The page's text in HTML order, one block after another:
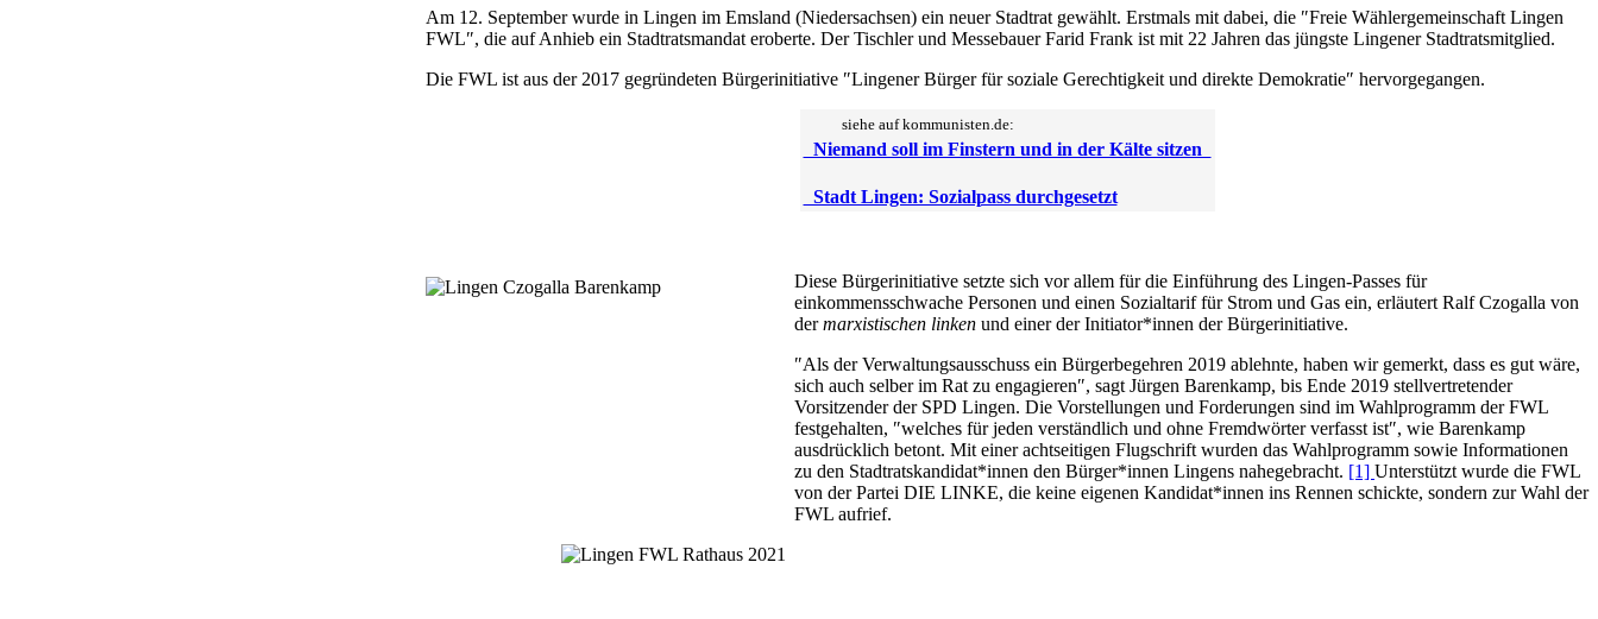
Am 12. September wurde in Lingen im Emsland (Niedersachsen) ein neuer Stadtrat gewählt. Erstmals mit dabei, die ″Freie Wählergemeinschaft Lingen
FWL″, die auf Anhieb ein Stadtratsmandat eroberte. Der Tischler und Messebauer Farid Frank ist mit 22 Jahren das jüngste Lingener Stadtratsmitglied.
Die FWL ist aus der 2017 gegründeten Bürgerinitiative ″Lingener Bürger für soziale Gerechtigkeit und direkte Demokratie″ hervorgegangen.
siehe auf kommunisten.de:
Niemand soll im Finstern und in der Kälte sitzen
Stadt Lingen: Sozialpass durchgesetzt
Diese Bürgerinitiative setzte sich vor allem für die Einführung des Lingen-Passes für
einkommensschwache Personen und einen Sozialtarif für Strom und Gas ein, erläutert Ralf Czogalla von
dermarxistischen linken und einer der Initiator*innen der Bürgerinitiative.
″Als der Verwaltungsausschuss ein Bürgerbegehren 2019 ablehnte, haben wir gemerkt, dass es gut wäre,
sich auch selber im Rat zu engagieren″, sagt Jürgen Barenkamp, bis Ende 2019 stellvertretender
Vorsitzender der SPD Lingen. Die Vorstellungen und Forderungen sind im Wahlprogramm der FWL
festgehalten, ″welches für jeden verständlich und ohne Fremdwörter verfasst ist″, wie Barenkamp
ausdrücklich betont. Mit einer achtseitigen Flugschrift wurden das Wahlprogramm sowie Informationen
zu den Stadtratskandidat*innen den Bürger*innen Lingens nahegebracht. [1] Unterstützt wurde die FWL
von der Partei DIE LINKE, die keine eigenen Kandidat*innen ins Rennen schickte, sondern zur Wahl der
FWL aufrief.